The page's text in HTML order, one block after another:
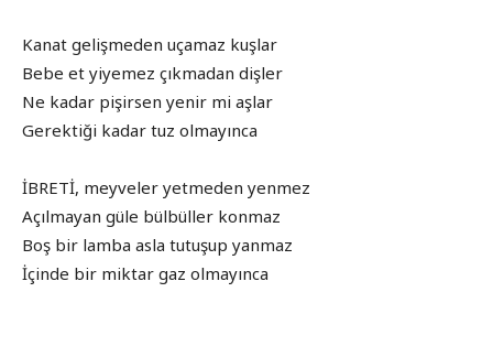
Kanat gelişmeden uçamaz kuşlar
Bebe et yiyemez çıkmadan dişler
Ne kadar pişirsen yenir mi aşlar
Gerektiği kadar tuz olmayınca
İBRETİ, meyveler yetmeden yenmez
Açılmayan güle bülbüller konmaz
Boş bir lamba asla tutuşup yanmaz
İçinde bir miktar gaz olmayınca